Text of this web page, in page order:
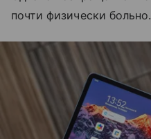
почти физически больно.